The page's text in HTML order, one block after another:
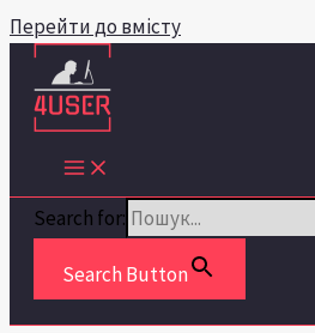
Перейти до вмісту
Search for:
Search Button